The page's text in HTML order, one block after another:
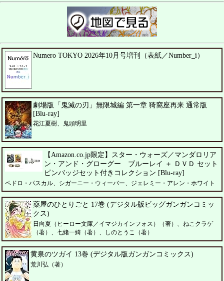
Numero TOKYO 2026年10月号増刊（表紙／Number_i）
劇場版「鬼滅の刃」無限城編 第一章 猗窩座再来 通常版
[Blu-ray]
花江夏樹、鬼頭明里
【Amazon.co.jp限定】スター・ウォーズ／マンダロリア
ン・アンド・グローグー ブルーレイ ＋ ＤＶＤ セット
ピンバッジセット付きコレクション [Blu-ray]
ペドロ・パスカル、シガーニー・ウィーバー、ジェレミー・アレン・ホワイト
薬屋のひとりごと 17巻 (デジタル版ビッグガンガンコミッ
クス)
日向夏（ヒーロー文庫／イマジカインフォス）（著）、ねこクラゲ
（著）、七緒一綺（著）、しのとうこ（著）
黄泉のツガイ 13巻 (デジタル版ガンガンコミックス)
荒川弘（著）